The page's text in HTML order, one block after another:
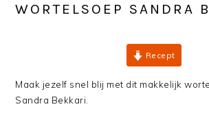
WORTELSOEP SANDRA
Recept
Maak jezelf snel blij met dit makkelijk
Sandra Bekkari.